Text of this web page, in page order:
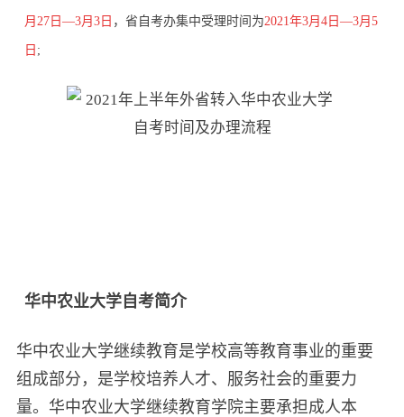
月27日—3月3日 ，省自考办集中受理时间为2021年3月4日—3月5
日 ;
华中农业大学自考简介
华中农业大学继续教育是学校高等教育事业的重要
组成部分，是学校培养人才、服务社会的重要力
量。华中农业大学继续教育学院主要承担成人本